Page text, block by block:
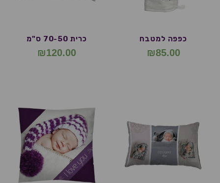
כפפה למטבח
₪85.00
כרית 70-50 ס"מ
₪120.00